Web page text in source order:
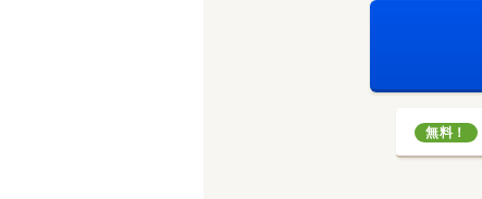
無料！